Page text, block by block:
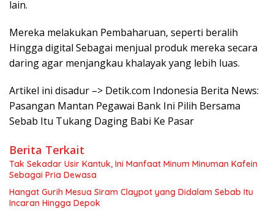
lain.
Mereka melakukan Pembaharuan, seperti beralih
Hingga digital Sebagai menjual produk mereka secara
daring agar menjangkau khalayak yang lebih luas.
Artikel ini disadur –> Detik.com Indonesia Berita News:
Pasangan Mantan Pegawai Bank Ini Pilih Bersama
Sebab Itu Tukang Daging Babi Ke Pasar
Berita Terkait
Tak Sekadar Usir Kantuk, Ini Manfaat Minum Minuman Kafein
Sebagai Pria Dewasa
Hangat Gurih Mesua Siram Claypot yang Didalam Sebab Itu
Incaran Hingga Depok